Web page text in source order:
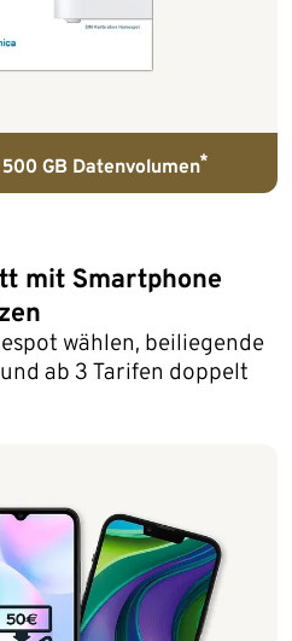
GB Datenvolumen*
mit Smartphone
wählen, beiliegende
ab 3 Tarifen doppelt